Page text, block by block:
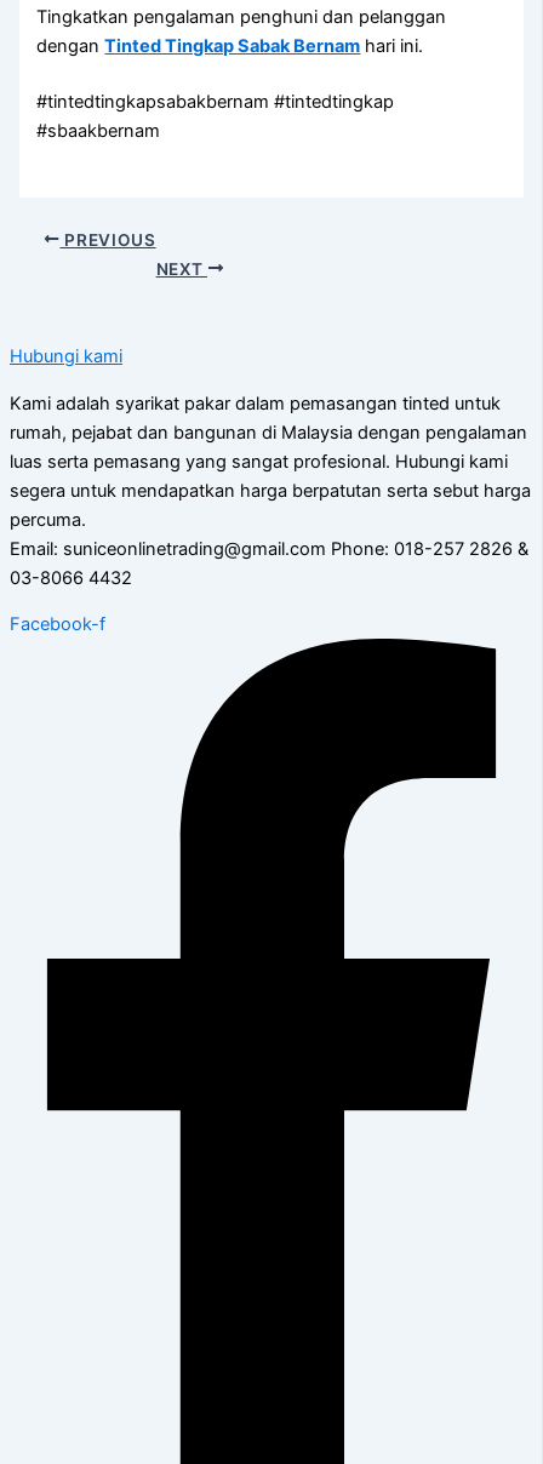
Tingkatkan pengalaman penghuni dan pelanggan
denganTinted Tingkap Sabak Bernam hari ini.
#tintedtingkapsabakbernam #tintedtingkap
#sbaakbernam
PREVIOUS
NEXT
Hubungi kami
Kami adalah syarikat pakar dalam pemasangan tinted untuk
rumah, pejabat dan bangunan di Malaysia dengan pengalaman
luas serta pemasang yang sangat profesional. Hubungi kami
segera untuk mendapatkan harga berpatutan serta sebut harga
percuma.
Email: suniceonlinetrading@gmail.com Phone: 018-257 2826 &
03-8066 4432
Facebook-f